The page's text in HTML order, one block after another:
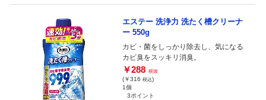
エステー 洗浄力 洗たく槽クリーナ
ー 550g
カビ・菌をしっかり除去し、気になる
カビ臭をスッキリ消臭。
￥288 税抜
(￥316 税込)
1個
3ポイント